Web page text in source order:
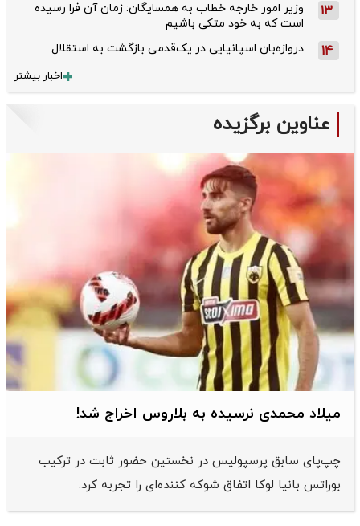
13
وزیر امور خارجه خطاب به همسایگان: زمان آن فرا رسیده
است که به خود متکی باشیم
14 دروازه‌بان اسپانیایی در یک‌قدمی بازگشت به استقلال
اخبار بیشتر
عناوین برگزیده
میلاد محمدی نرسیده به بلاروس اخراج شد!
چپ‌پای سابق پرسپولیس در نخستین حضور ثابت در ترکیب
بوراتس بانیا لوکا اتفاق شوکه کننده‌ای را تجربه کرد.